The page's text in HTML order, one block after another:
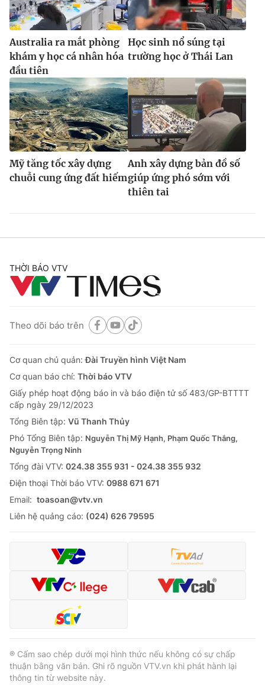
Australia ra mắt phòng
khám y học cá nhân hóa
đầu tiên
Học sinh nổ súng tại
trường học ở Thái Lan
Mỹ tăng tốc xây dựng
chuỗi cung ứng đất hiếm
Anh xây dựng bản đồ số
giúp ứng phó sớm với
thiên tai
THỜI BÁO VTV
Theo dõi báo trên
Cơ quan chủ quản:Đài Truyền hình Việt Nam
Cơ quan báo chí: Thời báo VTV
Giấy phép hoạt động báo in và báo điện tử số 483/GP-BTTTT
cấp ngày 29/12/2023
Tổng Biên tập: Vũ Thanh Thủy
Phó Tổng Biên tập: Nguyễn Thị Mỹ Hạnh, Phạm Quốc Thắng,
Nguyễn Trọng Ninh
Tổng đài VTV: 024.38 355 931 - 024.38 355 932
Ðiện thoại Thời báo VTV: 0988 671 671
Email: toasoan@vtv.vn
Liên hệ quảng cáo: (024) 626 79595
® Cấm sao chép dưới mọi hình thức nếu không có sự chấp
thuận bằng văn bản. Ghi rõ nguồn VTV.vn khi phát hành lại
thông tin từ website này.